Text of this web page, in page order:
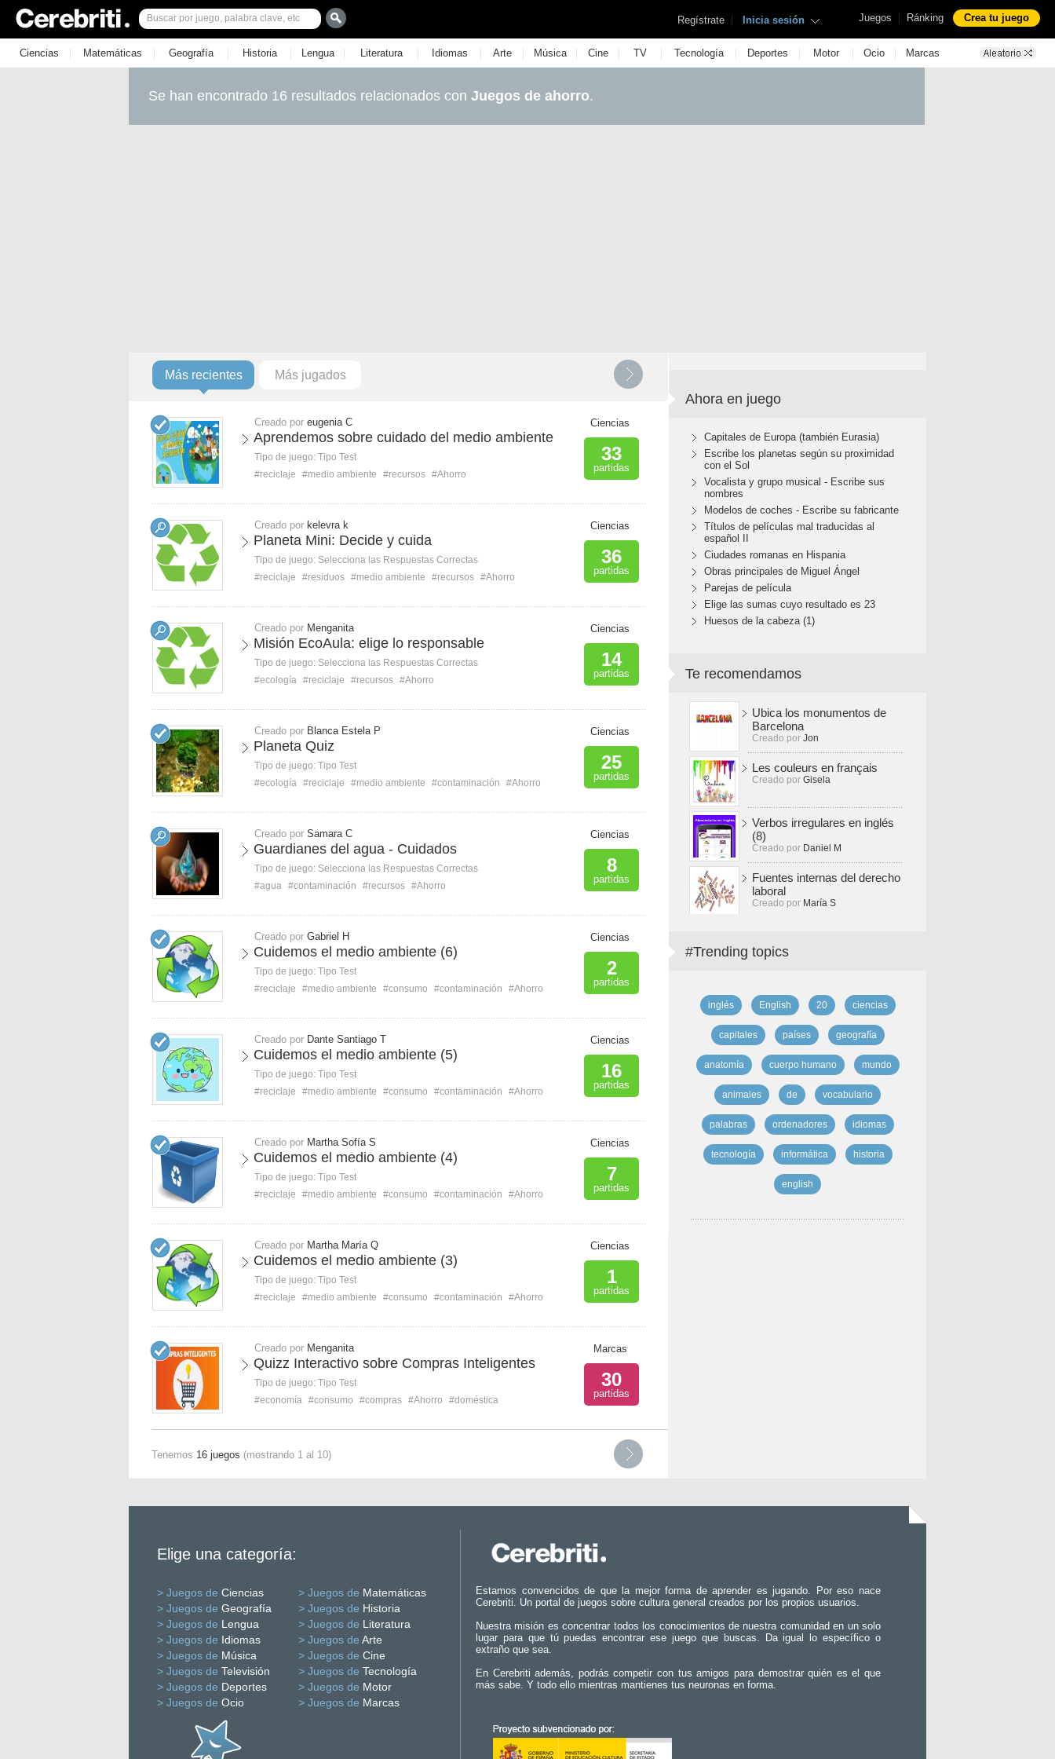
Juegos | Ránking Crea tu juego
Regístrate | Inicia sesión
Ciencias | Matemáticas | Geografía | Historia | Lengua | Literatura | Idiomas | Arte | Música | Cine | TV | Tecnología | Deportes | Motor | Ocio | Marcas
Se han encontrado 16 resultados relacionados con Juegos de ahorro.
Más recientes Más jugados
Creado por eugenia C
Aprendemos sobre cuidado del medio ambiente
Tipo de juego: Tipo Test
#reciclaje
#medio ambiente #recursos #Ahorro
Ciencias
33
partidas
Creado por kelevra k
Planeta Mini: Decide y cuida
Tipo de juego: Selecciona las Respuestas Correctas
#reciclaje
#residuos #medio ambiente #recursos #Ahorro
Ciencias
36
partidas
Creado por Menganita
Misión EcoAula: elige lo responsable
Tipo de juego: Selecciona las Respuestas Correctas
#ecología #reciclaje #recursos #Ahorro
Ciencias
14
partidas
Creado por Blanca Estela P
Planeta Quiz
Tipo de juego: Tipo Test
#ecología #reciclaje #medio ambiente #contaminación #Ahorro
Ciencias
25
partidas
Creado por Samara C
Guardianes del agua - Cuidados
Tipo de juego: Selecciona las Respuestas Correctas
#agua #contaminación #recursos #Ahorro
Ciencias
8
partidas
Creado por Gabriel H
Cuidemos el medio ambiente (6)
Tipo de juego: Tipo Test
#reciclaje
#medio ambiente #consumo #contaminación #Ahorro
Ciencias
2
partidas
Creado por Dante Santiago T
Cuidemos el medio ambiente (5)
Tipo de juego: Tipo Test
#reciclaje
#medio ambiente #consumo #contaminación #Ahorro
Ciencias
16
partidas
Creado por Martha Sofía S
Cuidemos el medio ambiente (4)
Tipo de juego: Tipo Test
#reciclaje
#medio ambiente #consumo #contaminación #Ahorro
Ciencias
7
partidas
Creado por Martha María Q
Cuidemos el medio ambiente (3)
Tipo de juego: Tipo Test
#reciclaje
#medio ambiente #consumo #contaminación #Ahorro
Ciencias
1
partidas
Creado por Menganita
Quizz Interactivo sobre Compras Inteligentes
Tipo de juego: Tipo Test
#economía #consumo #compras #Ahorro #doméstica
Marcas
30
partidas
Tenemos 16 juegos (mostrando 1 al 10)
Ahora en juego
Capitales de Europa (también Eurasia)
Escribe los planetas según su proximidad
con el Sol
Vocalista y grupo musical - Escribe sus
nombres
Modelos de coches - Escribe su fabricante
Títulos de películas mal traducidas al
español II
Ciudades romanas en Hispania
Obras principales de Miguel Ángel
Parejas de película
Elige las sumas cuyo resultado es 23
Huesos de la cabeza (1)
Te recomendamos
Ubica los monumentos de
Barcelona
Creado por Jon
Les couleurs en français
Creado por Gisela
Verbos irregulares en inglés
(8)
Creado por Daniel M
Fuentes internas del derecho
laboral
Creado por María S
#Trending topics
inglés English 20 ciencias
capitales países geografía
anatomía cuerpo humano mundo
animales de vocabulario
palabras ordenadores idiomas
tecnología informática historia
english
Elige una categoría:
> Juegos de Ciencias > Juegos de Matemáticas
> Juegos de Geografía > Juegos de Historia
> Juegos de Lengua > Juegos de Literatura
> Juegos de Idiomas > Juegos de Arte
> Juegos de Música > Juegos de Cine
> Juegos de Televisión > Juegos de Tecnología
> Juegos de Deportes > Juegos de Motor
> Juegos de Ocio > Juegos de Marcas
Estamos convencidos de que la mejor forma de aprender es jugando. Por eso nace
Cerebriti. Un portal de juegos sobre cultura general creados por los propios usuarios.
Nuestra misión es concentrar todos los conocimientos de nuestra comunidad en un solo
lugar para que tú puedas encontrar ese juego que buscas. Da igual lo específico o
extraño que sea.
En Cerebriti además, podrás competir con tus amigos para demostrar quién es el que
más sabe. Y todo ello mientras mantienes tus neuronas en forma.